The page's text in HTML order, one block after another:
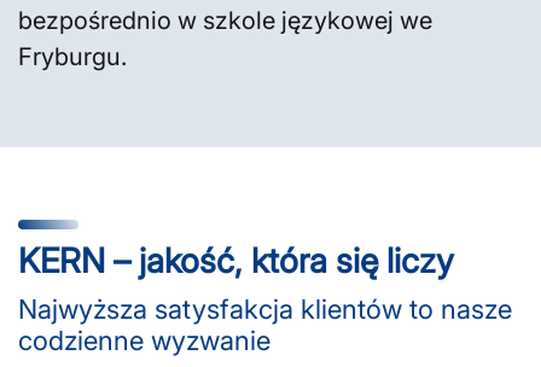
bezpośrednio w szkole językowej we
Fryburgu.
KERN – jakość, która się liczy
Najwyższa satysfakcja klientów to nasze
codzienne wyzwanie